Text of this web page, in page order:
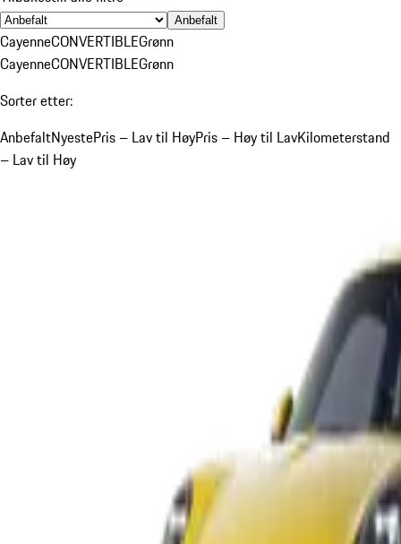
Anbefalt
CayenneCONVERTIBLEGrønn
CayenneCONVERTIBLEGrønn
Sorter etter:
AnbefaltNyestePris – Lav til HøyPris – Høy til LavKilometerstand
– Lav til Høy